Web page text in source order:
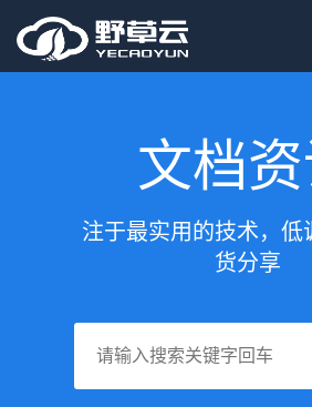
文档
注于最实用的技术，低
货分享